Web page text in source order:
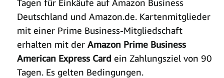
Tagen für Einkäufe auf Amazon Business
Deutschland und Amazon.de. Kartenmitglieder
mit einer Prime Business-Mitgliedschaft
erhalten mit der Amazon Prime Business
American Express Card ein Zahlungsziel von 90
Tagen. Es gelten Bedingungen.